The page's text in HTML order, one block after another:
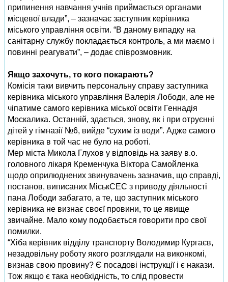
припинення навчання учнів приймається органами
місцевої влади”, – зазначає заступник керівника
міського управління освіти. “В даному випадку на
санітарну службу покладається контроль, а ми маємо і
повинні реагувати”, – додає співрозмовник.
Якщо захочуть, то кого покарають?
Комісія таки вивчить персональну справу заступника
керівника міського управління Валерія Лободи, але не
чіпатиме самого керівника міської освіти Геннадія
Москалика. Останній, здається, знову, як і при отруєнні
дітей у гімназії №6, вийде “сухим із води”. Адже самого
керівника в той час не було на роботі.
Мер міста Микола Глухов у відповідь на заяву в.о.
головного лікаря Кременчука Віктора Самойленка
щодо оприлюднених звинувачень зазначив, що справді,
постанов, виписаних МіськСЕС з приводу діяльності
пана Лободи забагато, а те, що заступник міського
керівника не визнає своєї провини, то це явище
звичайне. Мало кому подобається говорити про свої
помилки.
“Хіба керівник відділу транспорту Володимир Кургаєв,
незадовільну роботу якого розглядали на виконкомі,
визнав свою провину? Є посадові інструкції і є накази.
Тож якщо є така необхідність, то слід провести